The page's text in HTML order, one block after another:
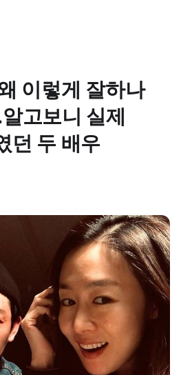
이렇게 잘하나
고보니 실제
던 두 배우